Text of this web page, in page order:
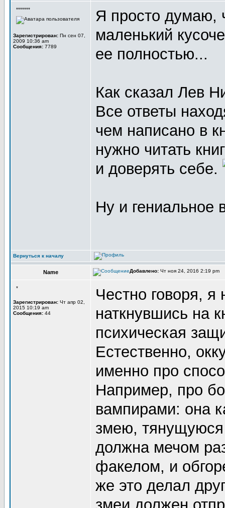
*******
Зарегистрирован: Пн сен 07,
2009 10:36 am
Сообщения: 7789
Я просто думаю,
маленький
ее полностью...
Как сказал Лев
Все ответы
чем написано в
нужно читать
и доверять себе.
Ну и гениальное
Вернуться к началу
Name Добавлено: Чт ноя 24, 2016 2:19 pm
*
Зарегистрирован: Чт апр 02,
2015 10:19 am
Сообщения: 44
Честно говоря, я
наткнувшись на
психическая
Естественно,
именно про
Например, про
вампирами: она
змею,
должна мечом
факелом, и
же это делал
змеи должен